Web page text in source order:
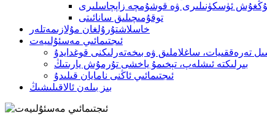
ئۈسكۈنىلىرى ۋە قوشۇمچە زاپچاسلىرى
توقۇمىچىلىق سانائىتى
خاسلاشتۇرۇلغان مۇلازىمەتلەر
ئىجتىمائىي مەسئۇلىيەت
تەرەققىيات، ساغلاملىق ۋە بىخەتەرلىكنى قوغدايدۇ
بىرلىكتە ئىشلەپ، تېخىمۇ ياخشى تۇرمۇش يارىتىڭ
ئىجتىمائىي ئاڭنى نامايان قىلىدۇ
بىز بىلەن ئالاقىلىشىڭ